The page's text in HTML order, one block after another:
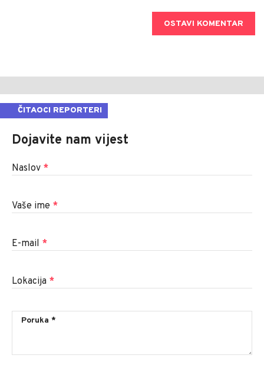
OSTAVI KOMENTAR
ČITAOCI REPORTERI
Dojavite nam vijest
Naslov *
Vaše ime *
E-mail *
Lokacija *